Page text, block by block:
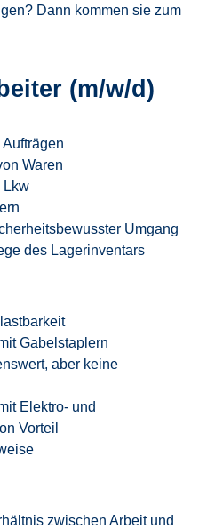
Dann kommen sie zum
(m/w/d)
Waren
Lkw
Umgang
des Lagerinventars
Gabelstaplern
aber keine
Elektro- und
Vorteil
zwischen Arbeit und